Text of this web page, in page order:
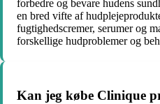
forbedre og bevare hudens
en bred vifte af
fugtighedscremer, serumer og
forskellige hudproblemer og
Kan jeg købe Clinique